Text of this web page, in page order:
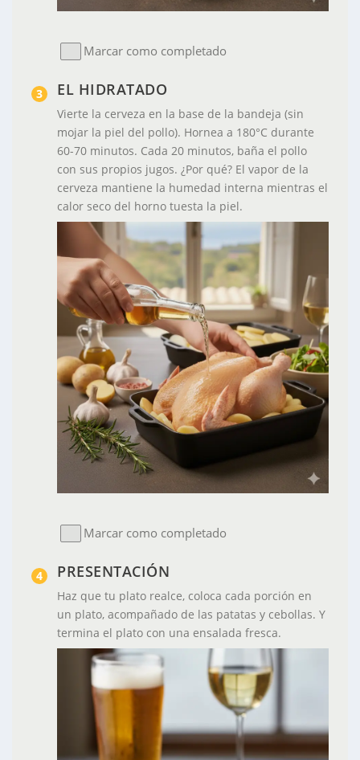
Marcar como completado
EL HIDRATADO
Vierte la cerveza en la base de la bandeja (sin
mojar la piel del pollo). Hornea a 180°C durante
60-70 minutos. Cada 20 minutos, baña el pollo
con sus propios jugos. ¿Por qué? El vapor de la
cerveza mantiene la humedad interna mientras el
calor seco del horno tuesta la piel.
Marcar como completado
PRESENTACIÓN
Haz que tu plato realce, coloca cada porción en
un plato, acompañado de las patatas y cebollas. Y
termina el plato con una ensalada fresca.